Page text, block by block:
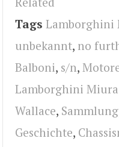
Tags Lamborghini
unbekannt, no
Balboni, s/n,
Lamborghini Miura
Wallace, Sammlung
Geschichte,